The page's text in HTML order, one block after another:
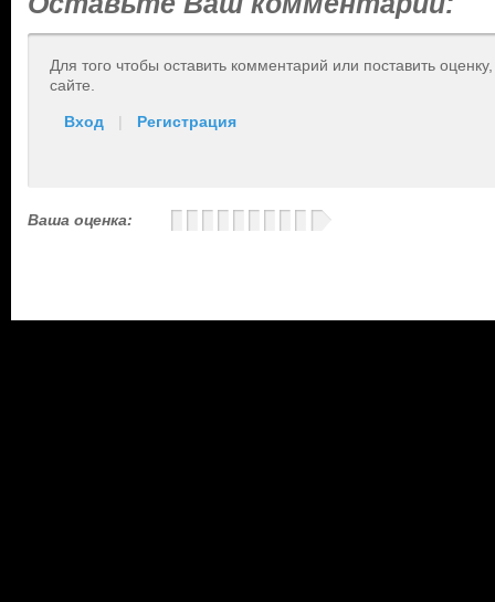
Для того чтобы оставить комментарий или поставить
сайте.
Вход | Регистрация
Ваша оценка: